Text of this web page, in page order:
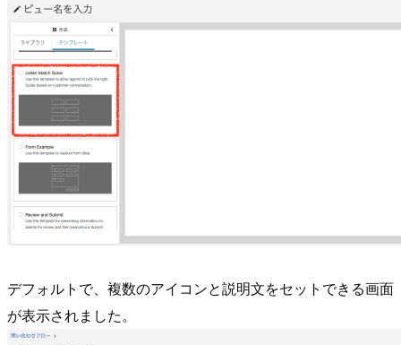
デフォルトで、複数のアイコンと説明文をセットできる画面
が表示されました。